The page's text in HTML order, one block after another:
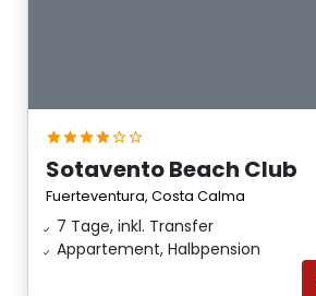
Sotavento Beach Club
Fuerteventura, Costa Calma
7 Tage, inkl. Transfer
Appartement, Halbpension